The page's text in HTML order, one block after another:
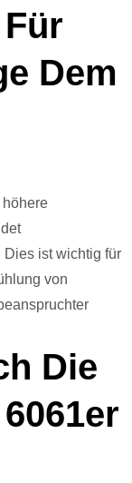
Dem
Dies ist wichtig für
von
Die